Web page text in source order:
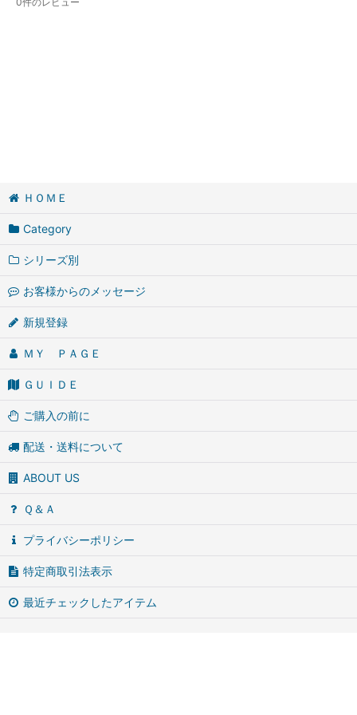
ＨＯＭＥ
Category
シリーズ別
お客様からのメッセージ
新規登録
ＭＹ ＰＡＧＥ
ＧＵＩＤＥ
ご購入の前に
配送・送料について
ABOUT US
Ｑ＆Ａ
プライバシーポリシー
特定商取引法表示
最近チェックしたアイテム